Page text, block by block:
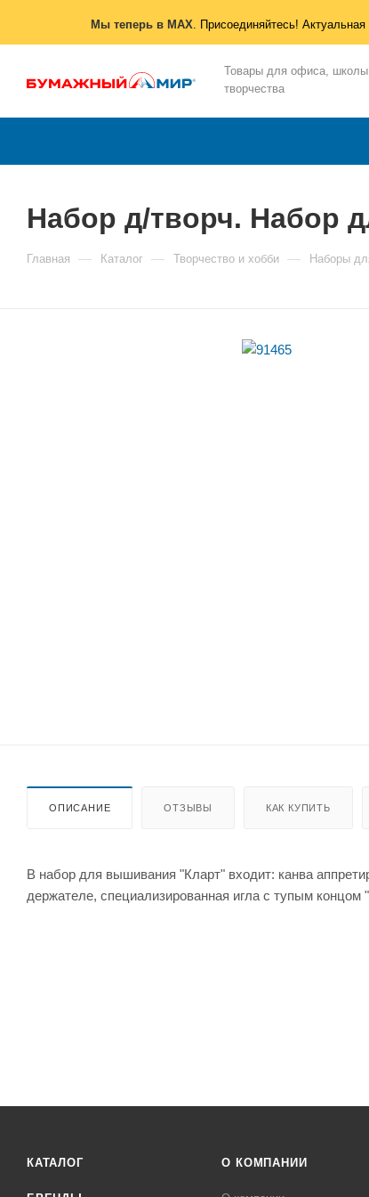
Мы теперь в MAX. Присоединяйтесь!
Товары для офиса,
творчества
Набор д/творч. Набор
Главная — Каталог — Творчество и хобби — Наборы
ОПИСАНИЕ ОТЗЫВЫ КАК КУПИТЬ
В набор для вышивания "Кларт" входит: канва
держателе, специализированная игла с тупым
КАТАЛОГ О КОМПАНИИ